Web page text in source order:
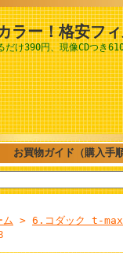
ラー！格安フ
け390円、現像CDつき
お買物ガイド（購入手
ム > 6.コダック t-max